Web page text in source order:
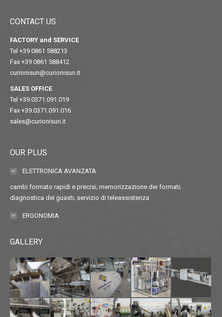
CONTACT US
FACTORY and SERVICE
Tel +39 0861 588213
Fax +39 0861 588412
curionisun@curionisun.it
SALES OFFICE
Tel +39.0371.091.019
Fax +39.0371.091.016
sales@curionisun.it
OUR PLUS
ELETTRONICA AVANZATA
cambi formato rapidi e precisi; memorizzazione dei formati;
diagnostica dei guasti; servizio di teleassistenza
ERGONOMIA
GALLERY